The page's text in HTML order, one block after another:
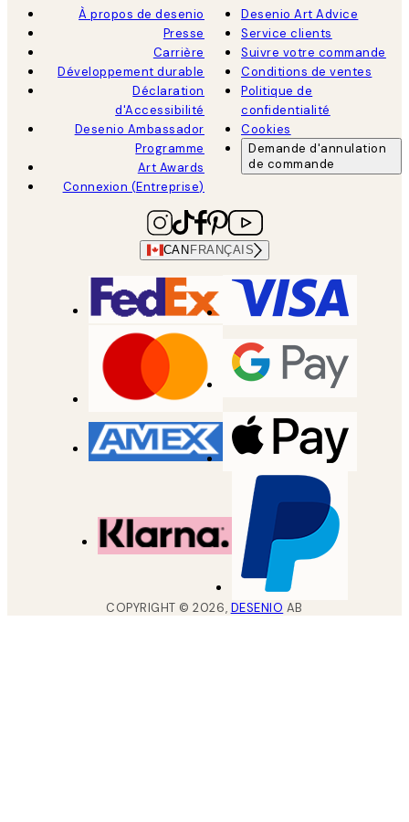
À propos de desenio
Presse
Carrière
Développement durable
Déclaration
d'Accessibilité
Desenio Ambassador
Programme
Art Awards
Connexion (Entreprise)
Desenio Art Advice
Service clients
Suivre votre commande
Conditions de ventes
Politique de
confidentialité
Cookies
Demande d'annulation
de commande
CAN FRANÇAIS
COPYRIGHT ©2026, DESENIO AB